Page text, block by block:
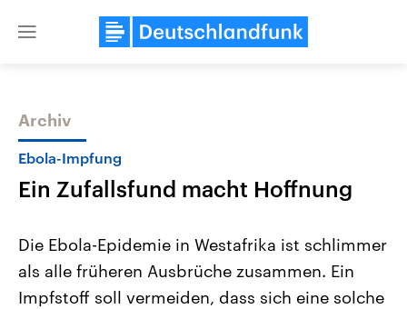
Close
Themen
Archiv
Ebola-Impfung
Ein Zufallsfund macht Hoffnung
Die Ebola-Epidemie in Westafrika ist schlimmer
als alle früheren Ausbrüche zusammen. Ein
Impfstoff soll vermeiden, dass sich eine solche